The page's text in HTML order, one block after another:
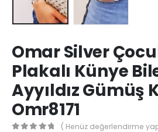
Omar Silver
Plakalı Künye
Ayyıldız Gümüş
Omr8171
( Henüz değerlendirme